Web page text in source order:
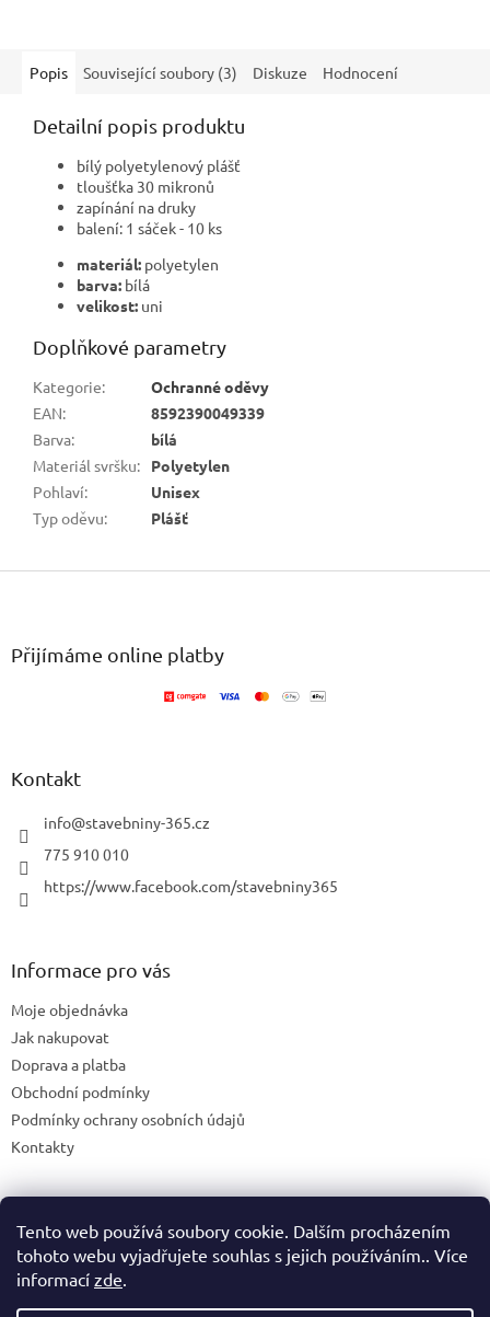
Tento web používá soubory cookie. Dalším procházením
tohoto webu vyjadřujete souhlas s jejich používáním.. Více
informací zde.
Popis Související soubory (3) Diskuze Hodnocení
Detailní popis produktu
bílý polyetylenový plášť
tloušťka 30 mikronů
zapínání na druky
balení: 1 sáček - 10 ks
materiál: polyetylen
barva: bílá
velikost: uni
Doplňkové parametry
Kategorie:
Ochranné oděvy
EAN:
8592390049339
Barva:
bílá
Materiál svršku:
Polyetylen
Pohlaví:
Unisex
Typ oděvu: Plášť
Přijímáme online platby
Kontakt
info@stavebniny-365.cz
775 910 010
https://www.facebook.com/stavebniny365
Informace pro vás
Moje objednávka
Jak nakupovat
Doprava a platba
Obchodní podmínky
Podmínky ochrany osobních údajů
Kontakty
Blog